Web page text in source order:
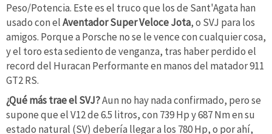
Peso/Potencia. Este es el truco que los de Sant'Agata han
usado con elAventador Super Veloce Jota, o SVJ para los
amigos. Porque a Porsche no se le vence con cualquier cosa,
y el toro esta sediento de venganza, tras haber perdido el
record del Huracan Performante en manos del matador 911
GT2 RS.
¿Qué más trae el SVJ?Aun no hay nada confirmado, pero se
supone que el V12 de 6.5 litros, con 739 Hp y 687 Nm en su
estado natural (SV) debería llegar a los 780 Hp, o por ahí,